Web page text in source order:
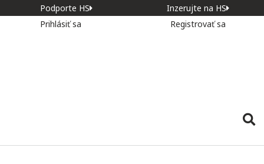
Podporte HS
Inzerujte na HS
Prihlásiť sa
Registrovať sa